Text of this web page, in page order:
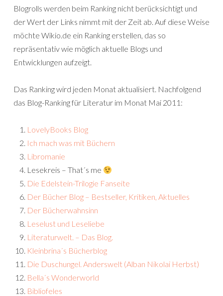
Blogrolls werden beim Ranking nicht berücksichtigt und
der Wert der Links nimmt mit der Zeit ab. Auf diese Weise
möchte Wikio.de ein Ranking erstellen, das so
repräsentativ wie möglich aktuelle Blogs und
Entwicklungen aufzeigt.
Das Ranking wird jeden Monat aktualisiert. Nachfolgend
das Blog-Ranking für Literatur im Monat Mai 2011:
LovelyBooks Blog
Ich mach was mit Büchern
Libromanie
Lesekreis – That´s me
Die Edelstein-Trilogie Fanseite
Der Bücher Blog – Bestseller, Kritiken, Aktuelles
Der Bücherwahnsinn
Leselust und Leseliebe
Literaturwelt. – Das Blog.
Kleinbrina´s Bücherblog
Die Duschungel. Anderswelt (Alban Nikolai Herbst)
Bella´s Wonderworld
Bibliofeles